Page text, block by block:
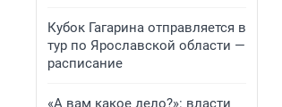
Кубок Гагарина отправляется в
тур по Ярославской области —
расписание
«А вам какое дело?»: власти